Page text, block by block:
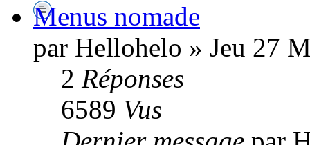
Menus nomade
par Hellohelo » Jeu 27
2 Réponses
6589 Vus